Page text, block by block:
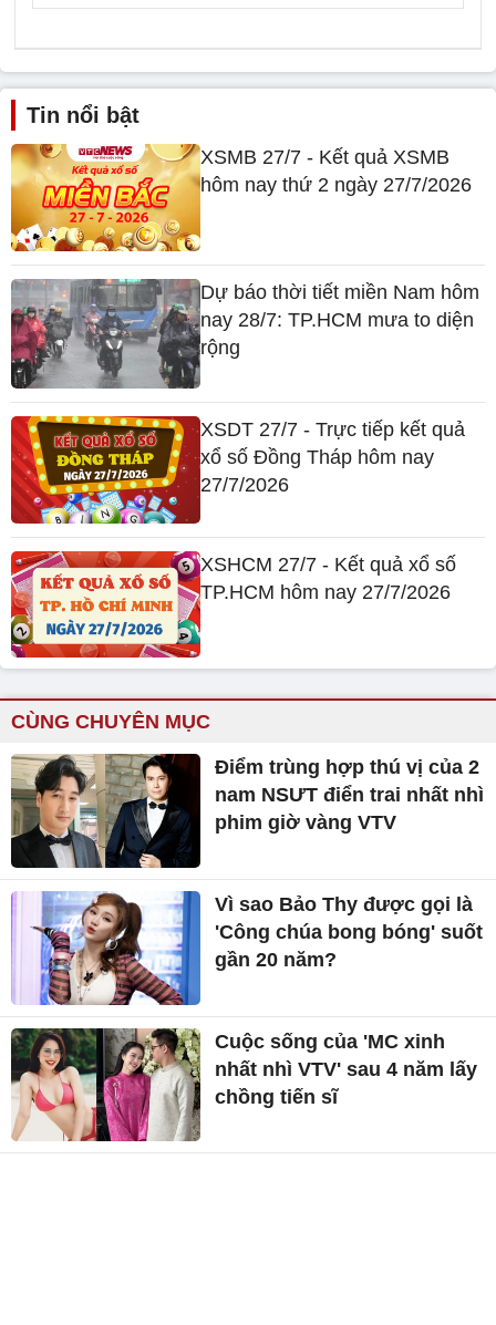
Tin nổi bật
XSMB 27/7 - Kết quả XSMB
hôm nay thứ 2 ngày 27/7/2026
Dự báo thời tiết miền Nam hôm
nay 28/7: TP.HCM mưa to diện
rộng
XSDT 27/7 - Trực tiếp kết quả
xổ số Đồng Tháp hôm nay
27/7/2026
XSHCM 27/7 - Kết quả xổ số
TP.HCM hôm nay 27/7/2026
CÙNG CHUYÊN MỤC
Điểm trùng hợp thú vị của 2
nam NSƯT điển trai nhất nhì
phim giờ vàng VTV
Vì sao Bảo Thy được gọi là
'Công chúa bong bóng' suốt
gần 20 năm?
Cuộc sống của 'MC xinh
nhất nhì VTV' sau 4 năm lấy
chồng tiến sĩ